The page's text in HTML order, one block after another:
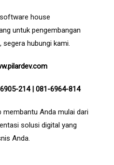
house
untuk pengembangan
hubungi kami.
214| 081-6964-814
Anda mulai dari
solusi digital yang
Anda.